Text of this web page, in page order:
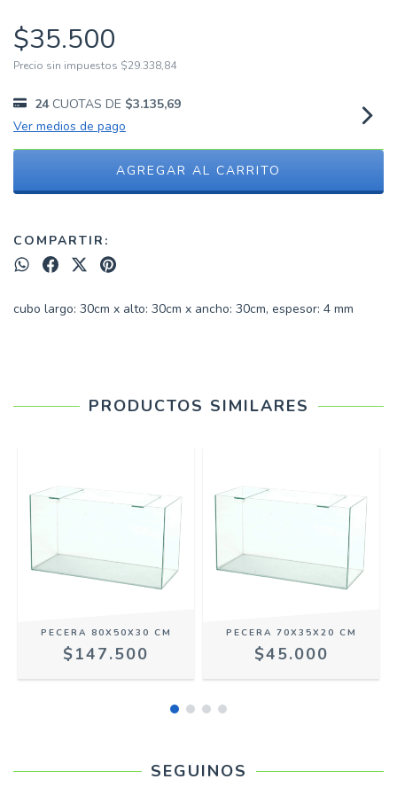
$35.500
Precio sin impuestos $29.338,84
24 CUOTAS DE $3.135,69
Ver medios de pago
COMPARTIR:
cubo largo: 30cm x alto: 30cm x ancho: 30cm, espesor: 4 mm
PRODUCTOS SIMILARES
PECERA 80X50X30 CM
$147.500
PECERA 70X35X20 CM
$45.000
SEGUINOS